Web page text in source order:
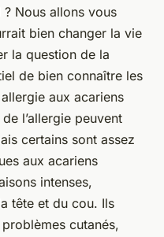
Nous allons vous
bien changer la vie
la question de la
de bien connaître les
aux acariens
l’allergie peuvent
certains sont assez
aux acariens
intenses,
tête et du cou. Ils
cutanés,